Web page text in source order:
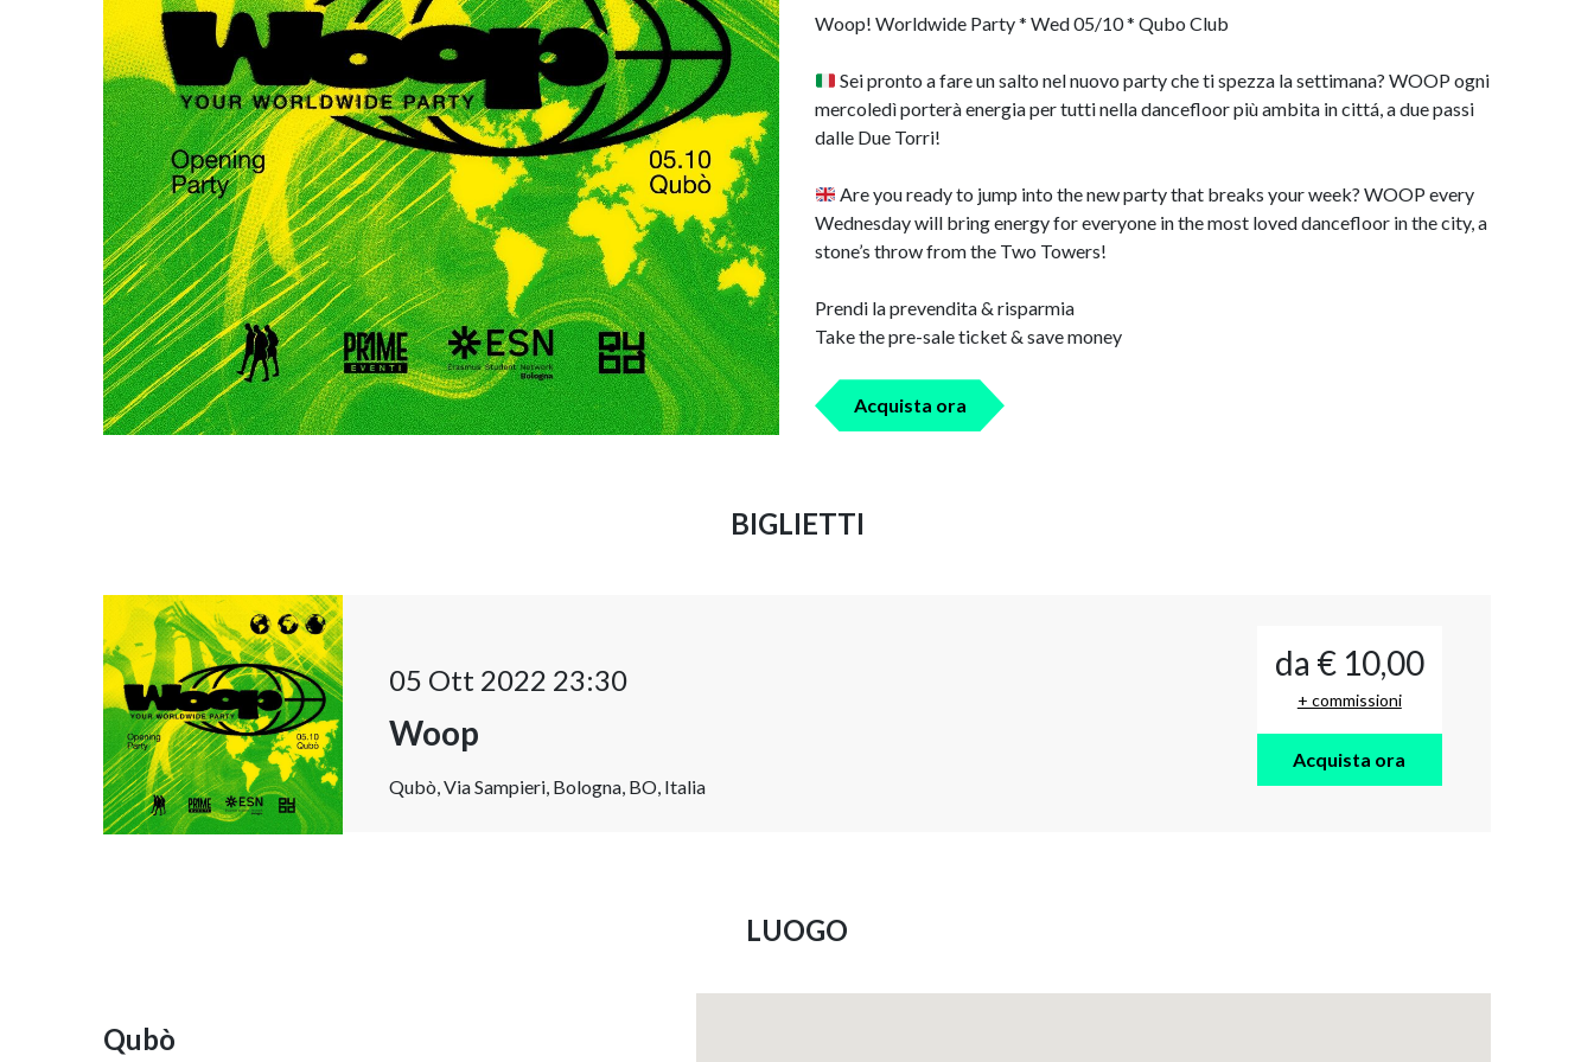
Woop! Worldwide Party * Wed 05/10 * Qubo Club
Sei pronto a fare un salto nel nuovo party che ti spezza la settimana? WOOP ogni
mercoledì porterà energia per tutti nella dancefloor più ambita in cittá, a due passi
dalle Due Torri!
Are you ready to jump into the new party that breaks your week? WOOP every
Wednesday will bring energy for everyone in the most loved dancefloor in the city, a
stone’s throw from the Two Towers!
Prendi la prevendita & risparmia
Take the pre-sale ticket & save money
Acquista ora
BIGLIETTI
05 Ott 2022 23:30
Woop
Qubò, Via Sampieri, Bologna, BO, Italia
da € 10,00
+ commissioni
Acquista ora
LUOGO
Qubò